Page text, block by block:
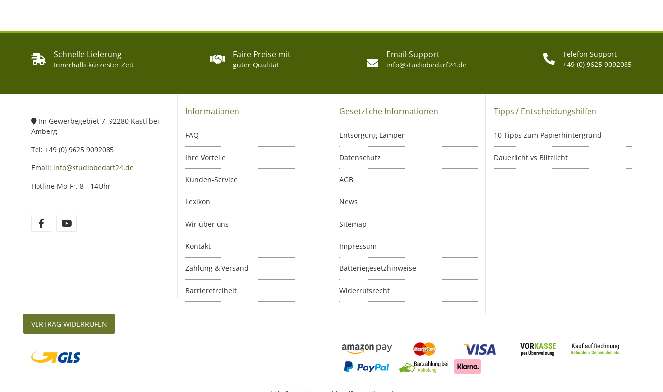
Schnelle Lieferung
Innerhalb kürzester Zeit
Faire Preise mit
guter Qualität
Email-Support
info@studiobedarf24.de
Telefon-Support
+49 (0) 9625 9092085
Im Gewerbegebiet 7, 92280 Kastl bei
Amberg
Tel: +49 (0) 9625 9092085
Email: info@studiobedarf24.de
Hotline Mo-Fr. 8 - 14Uhr
Informationen
FAQ
Ihre Vorteile
Kunden-Service
Lexikon
Wir über uns
Kontakt
Zahlung & Versand
Barrierefreiheit
Gesetzliche Informationen
Entsorgung Lampen
Datenschutz
AGB
News
Sitemap
Impressum
Batteriegesetzhinweise
Widerrufsrecht
Tipps / Entscheidungshilfen
10 Tipps zum Papierhintergrund
Dauerlicht vs Blitzlicht
VERTRAG WIDERRUFEN